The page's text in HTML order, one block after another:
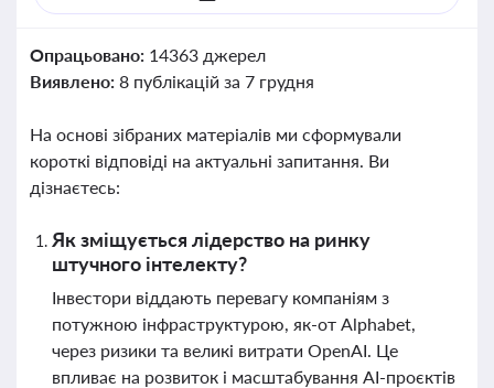
Опрацьовано: 14363 джерел
Виявлено: 8 публікацій за 7 грудня
На основі зібраних матеріалів ми сформували
короткі відповіді на актуальні запитання. Ви
дізнаєтесь:
Як зміщується лідерство на ринку
штучного інтелекту?
Інвестори віддають перевагу компаніям з
потужною інфраструктурою, як-от Alphabet,
через ризики та великі витрати OpenAI. Це
впливає на розвиток і масштабування AI-проєктів